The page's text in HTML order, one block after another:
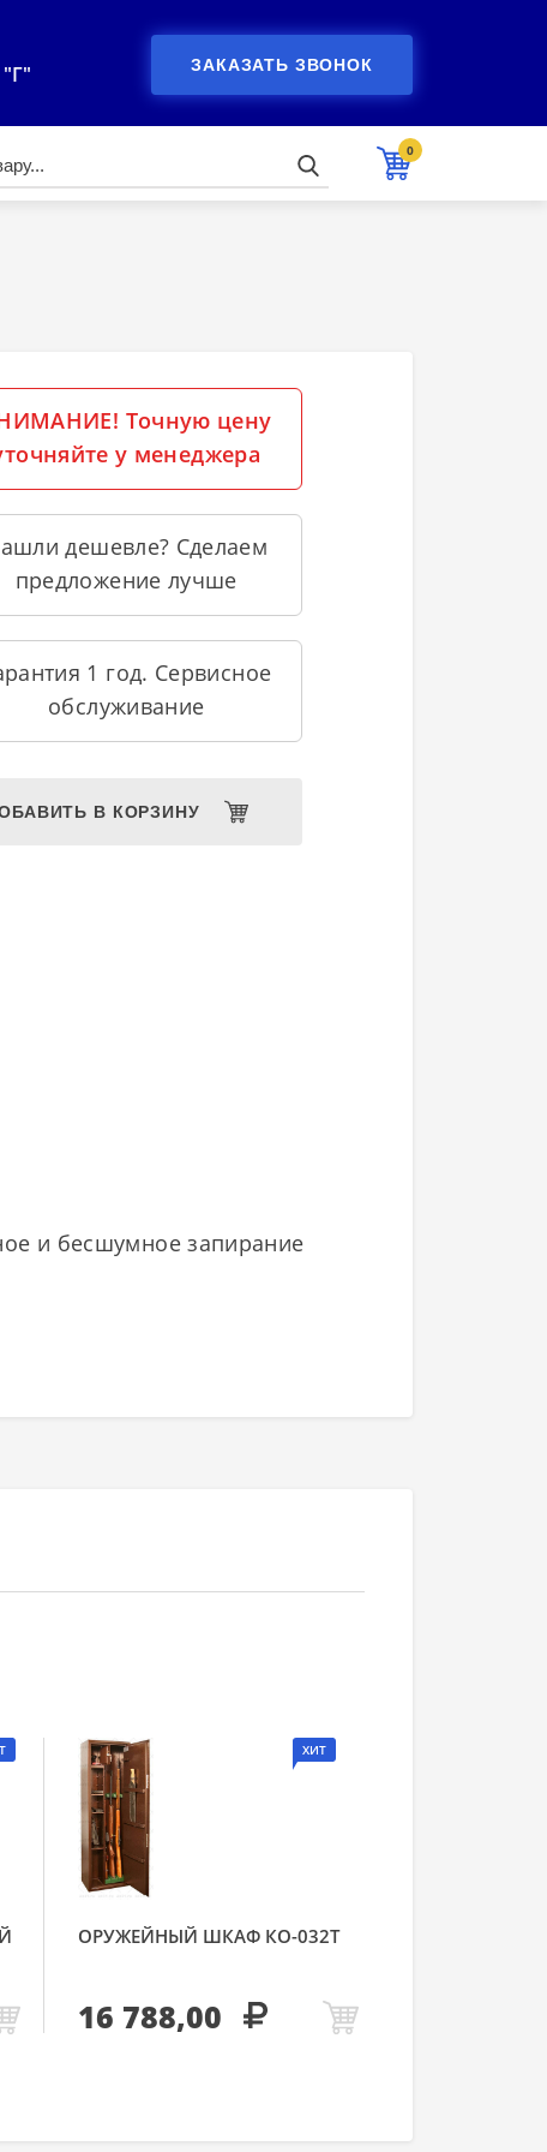
ЗАКАЗАТЬ ЗВОНОК
0
Точную цену
у менеджера
дешевле? Сделаем
предложение лучше
1 год. Сервисное
обслуживание
В КОРЗИНУ
и бесшумное запирание
ХИТ
ОРУЖЕЙНЫЙ ШКАФ КО-032Т
16 788,00